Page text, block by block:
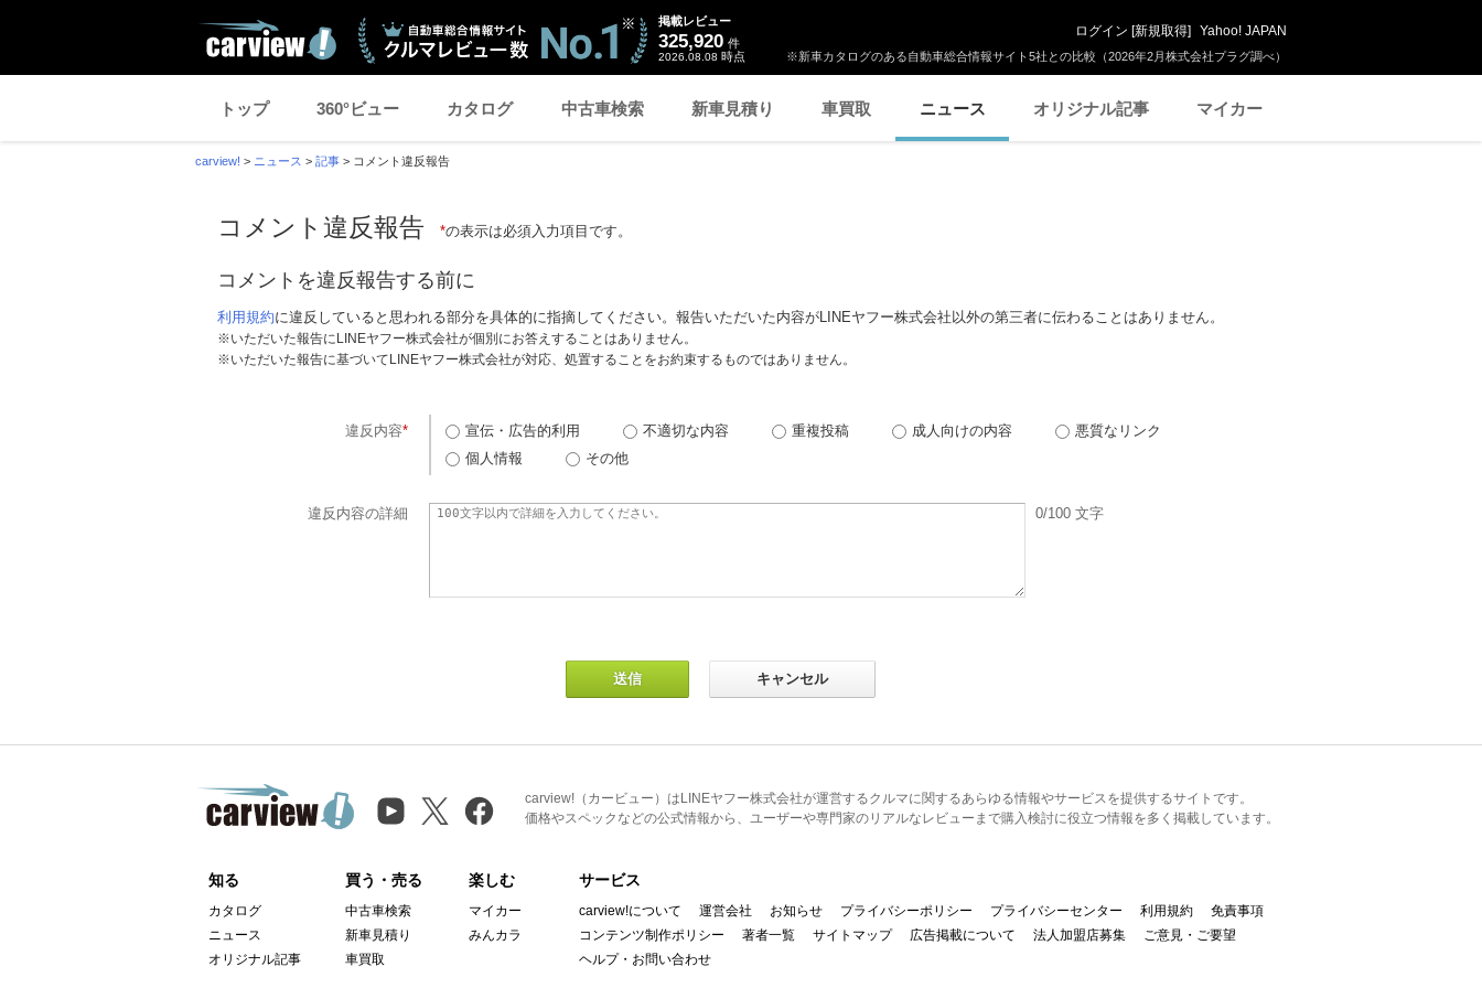
※新車カタログのある自動車総合情報サイト5社との比較（2026年2月株式会社プラグ調べ）
掲載レビュー
325,920 件
2026.08.08 時点
ログイン [新規取得] Yahoo! JAPAN
トップ 360°ビュー カタログ 中古車検索 新車見積り 車買取 ニュース オリジナル記事 マイカー
carview! > ニュース > 記事 > コメント違反報告
コメント違反報告 *の表示は必須入力項目です。
コメントを違反報告する前に
利用規約に違反していると思われる部分を具体的に指摘してください。報告いただいた内容がLINEヤフー株式会社以外の第三者に伝わることはありません。
※いただいた報告にLINEヤフー株式会社が個別にお答えすることはありません。
※いただいた報告に基づいてLINEヤフー株式会社が対応、処置することをお約束するものではありません。
違反内容* 宣伝・広告的利用 不適切な内容 重複投稿 成人向けの内容
悪質なリンク
個人情報
その他
違反内容の詳細 0/100 文字
carview!（カービュー）はLINEヤフー株式会社が運営するクルマに関するあらゆる情報やサービスを提供するサイトです。
価格やスペックなどの公式情報から、ユーザーや専門家のリアルなレビューまで購入検討に役立つ情報を多く掲載しています。
知る
カタログ
ニュース
オリジナル記事
買う・売る
中古車検索
新車見積り
車買取
楽しむ
マイカー
みんカラ
サービス
carview!について 運営会社 お知らせ プライバシーポリシー プライバシーセンター 利用規約
免責事項
コンテンツ制作ポリシー
著者一覧 サイトマップ 広告掲載について 法人加盟店募集
ご意見・ご要望
ヘルプ・お問い合わせ